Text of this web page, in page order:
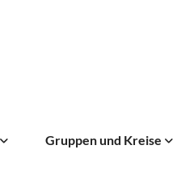
Gruppen und Kreise